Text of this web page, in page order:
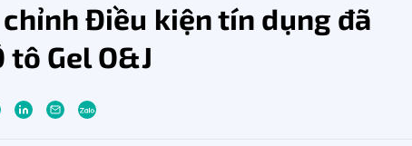
chỉnh Điều kiện tín dụng đã
tô Gel O&J